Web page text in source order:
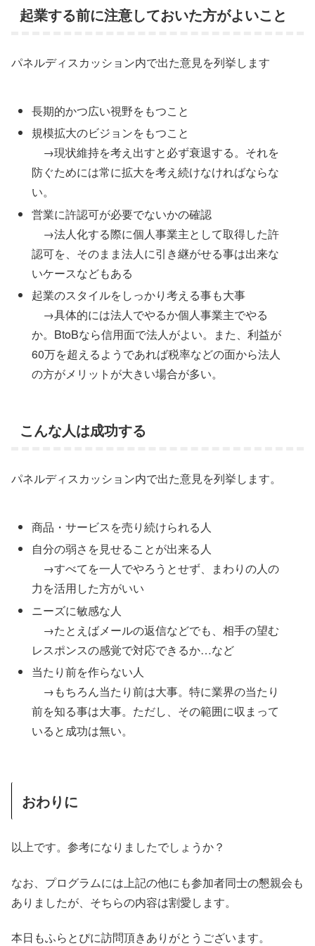
起業する前に注意しておいた方がよいこと
パネルディスカッション内で出た意見を列挙します
長期的かつ広い視野をもつこと
規模拡大のビジョンをもつこと
→現状維持を考え出すと必ず衰退する。それを
防ぐためには常に拡大を考え続けなければならな
い。
営業に許認可が必要でないかの確認
→法人化する際に個人事業主として取得した許
認可を、そのまま法人に引き継がせる事は出来な
いケースなどもある
起業のスタイルをしっかり考える事も大事
→具体的には法人でやるか個人事業主でやる
か。BtoBなら信用面で法人がよい。また、利益が
60万を超えるようであれば税率などの面から法人
の方がメリットが大きい場合が多い。
こんな人は成功する
パネルディスカッション内で出た意見を列挙します。
商品・サービスを売り続けられる人
自分の弱さを見せることが出来る人
→すべてを一人でやろうとせず、まわりの人の
力を活用した方がいい
ニーズに敏感な人
→たとえばメールの返信などでも、相手の望む
レスポンスの感覚で対応できるか…など
当たり前を作らない人
→もちろん当たり前は大事。特に業界の当たり
前を知る事は大事。ただし、その範囲に収まって
いると成功は無い。
おわりに
以上です。参考になりましたでしょうか？
なお、プログラムには上記の他にも参加者同士の懇親会も
ありましたが、そちらの内容は割愛します。
本日もふらとぴに訪問頂きありがとうございます。